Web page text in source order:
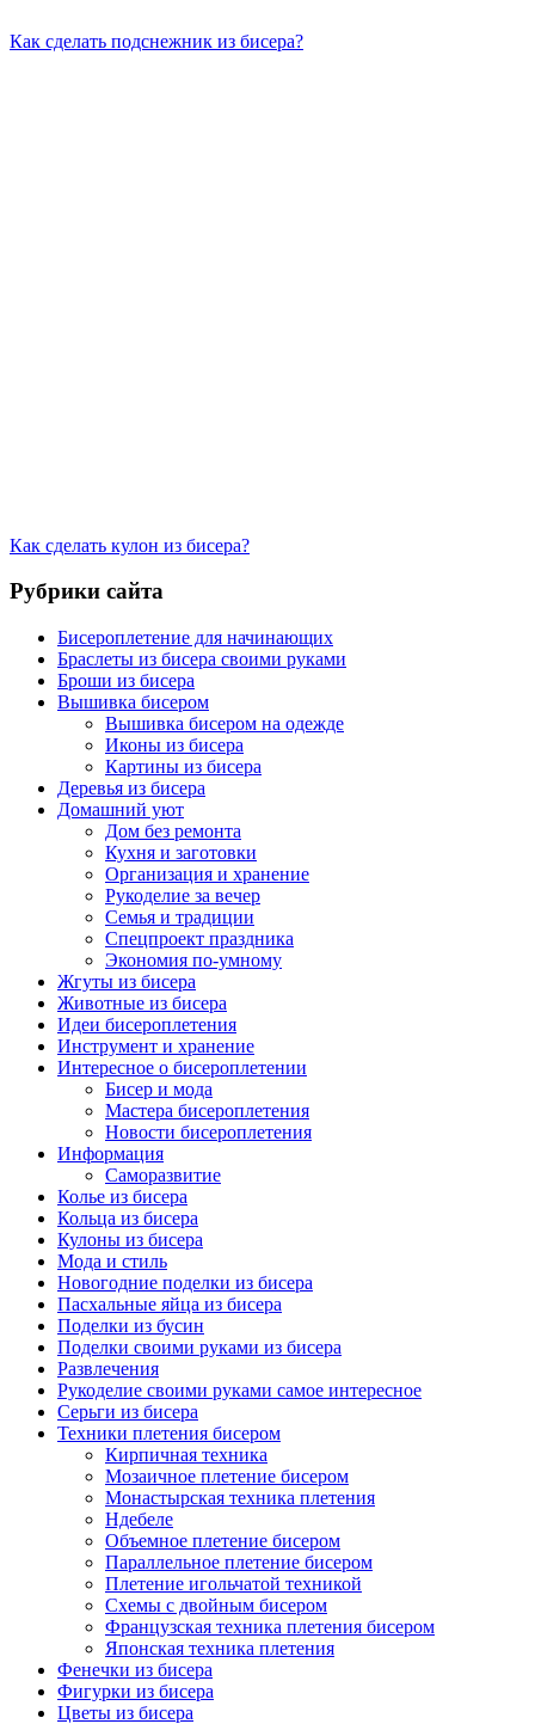
Как сделать подснежник из бисера?
Как сделать кулон из бисера?
Рубрики сайта
Бисероплетение для начинающих
Браслеты из бисера своими руками
Броши из бисера
Вышивка бисером
Вышивка бисером на одежде
Иконы из бисера
Картины из бисера
Деревья из бисера
Домашний уют
Дом без ремонта
Кухня и заготовки
Организация и хранение
Рукоделие за вечер
Семья и традиции
Спецпроект праздника
Экономия по-умному
Жгуты из бисера
Животные из бисера
Идеи бисероплетения
Инструмент и хранение
Интересное о бисероплетении
Бисер и мода
Мастера бисероплетения
Новости бисероплетения
Информация
Саморазвитие
Колье из бисера
Кольца из бисера
Кулоны из бисера
Мода и стиль
Новогодние поделки из бисера
Пасхальные яйца из бисера
Поделки из бусин
Поделки своими руками из бисера
Развлечения
Рукоделие своими руками самое интересное
Серьги из бисера
Техники плетения бисером
Кирпичная техника
Мозаичное плетение бисером
Монастырская техника плетения
Ндебеле
Объемное плетение бисером
Параллельное плетение бисером
Плетение игольчатой техникой
Схемы с двойным бисером
Французская техника плетения бисером
Японская техника плетения
Фенечки из бисера
Фигурки из бисера
Цветы из бисера